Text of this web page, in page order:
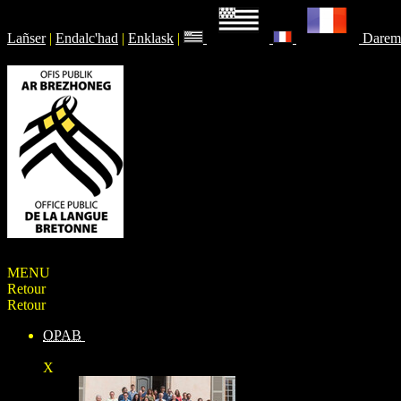
Lañser | Endalc'had | Enklask |
MENU
Retour
Retour
OPAB
X